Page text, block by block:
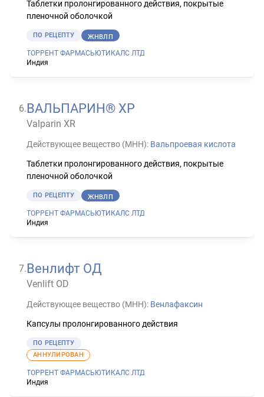
Таблетки пролонгированного действия, покрытые
пленочной оболочкой
ПО РЕЦЕПТУ ЖНВЛП
ТОРРЕНТ ФАРМАСЬЮТИКАЛС ЛТД
Индия
6.ВАЛЬПАРИН® ХР
Valparin XR
Действующее вещество (МНН): Вальпроевая кислота
Таблетки пролонгированного действия, покрытые
пленочной оболочкой
ПО РЕЦЕПТУ ЖНВЛП
ТОРРЕНТ ФАРМАСЬЮТИКАЛС ЛТД
Индия
7.Венлифт ОД
Venlift OD
Действующее вещество (МНН): Венлафаксин
Капсулы пролонгированного действия
ПО РЕЦЕПТУ
ТОРРЕНТ ФАРМАСЬЮТИКАЛС ЛТД
Индия
АННУЛИРОВАН